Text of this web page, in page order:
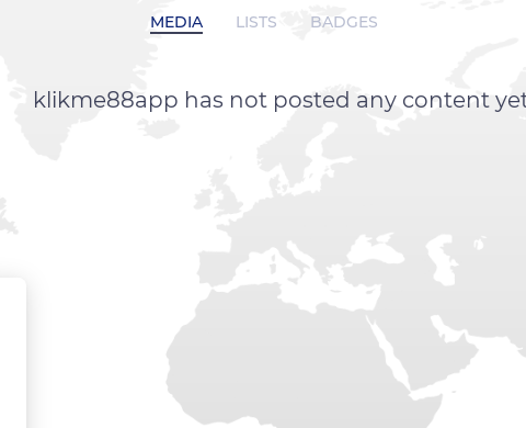
MEDIA LISTS BADGES
klikme88app has not posted any content